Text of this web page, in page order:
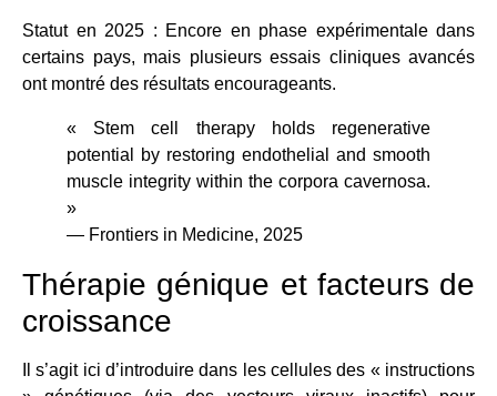
Statut en 2025 : Encore en phase expérimentale dans
certains pays, mais plusieurs essais cliniques avancés
ont montré des résultats encourageants.
« Stem cell therapy holds regenerative
potential by restoring endothelial and smooth
muscle integrity within the corpora cavernosa.
»
— Frontiers in Medicine, 2025
Thérapie génique et facteurs de
croissance
Il s’agit ici d’introduire dans les cellules des « instructions